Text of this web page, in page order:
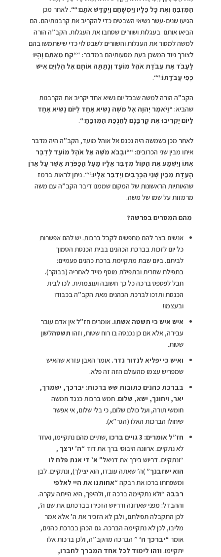
הַמִּזְבֵּחַ וְאֶת כָּל כֵּלָיו וַיִּמְשָׁחֵם וַיְקַדֵּשׁ אֹתָם׃““. לאחר מכן
הגיעו שנים-עשר נשיאי השבטים כדי להקריב את קרבנותיהם. הם
הביאו אותם בעגלות ושוורים שסחבו את העגלות. הקב”ה הורה
למשה למסור את העגלות והשוורים לשבט לוי כדי שישתמשו בהם
לצורך ניוד המשכן בעת מסעותיהם במדבר: ““קַח מֵאִתָּם וְהָיוּ
לַעֲבֹד אֶת עֲבֹדַת אֹהֶל מוֹעֵד וְנָתַתָּה אוֹתָם אֶל הַלְוִיִּם אִישׁ
כְּפִי עֲבֹדָתוֹ׃“
“.
הקב”ה הורה למשה שבכל יום נשיא אחד יקריב את הקרבנות
שהביא:“וַיֹּאמֶר יְהוָה אֶל מֹשֶׁה נָשִׂיא אֶחָד לַיּוֹם נָשִׂיא אֶחָד
לַיּוֹם יַקְרִיבוּ אֶת קָרְבָּנָם לַחֲנֻכַּת הַמִּזְבֵּחַ׃“
.
לאחר מכן כשמשה היה נכנס אל אוהל מועד, הקב”ה היה מדבר
איתו מבין שני הכרובים: ““וּבְבֹא מֹשֶׁה אֶל אֹהֶל מוֹעֵד לְדַבֵּר
אִתּוֹ וַיִּשְׁמַע אֶת הַקּוֹל מִדַּבֵּר אֵלָיו מֵעַל הַכַּפֹּרֶת אֲשֶׁר עַל אֲרֹן
הָעֵדֻת מִבֵּין שְׁנֵי הַכְּרֻבִים וַיְדַבֵּר אֵלָיו׃““. ניתן לראות ברמז
שהאותיות הראשונות של המקום שממנו דיבר הקב”ה עם משה
מרמזות על שמו של משה.
מהם המסרים בפרשה?
אנשים בצר להם מחפשים לקבל ברכות. יש להם אפשרות
כל יום לזכות בברכת הכהנים בבית הכנסת הסמוך
לביתם. ביום שבת מתקיימת ברכת כהנים פעמיים:
בתפילת שחרית ובתפילת מוסף מייד לאחריה (בבוקר).
חבל לפספס ברכה כל כך חשובה ועוצמתית. לכו לבית
הכנסת ותזכו לברכת הכהנים מאת הקב”ה בכבודו
ובעצמו!
איש איש כי תשטה אשתו. אומרים חז”ל אין אדם עובר
עבירה, אלא אם כן נכנסה בו רוח שטות, וזהו תשטהלשון
שטות.
ואיש כי יפליא לנדור נדר. אומר האבן עזרא שהאיש
שמפריש עצמו מהעולם הזה זה פלא.
בברכת כהנים כתובות שש ברכות: יברכך, ישמרך,
יאר, ויחונך, ישא, שלום. חמש ברכות כנגד חמשה
חומשי תורה, ועל כולם שלום, כי בלי שלום, אי אפשר
שיחולו הברכות האלו (הגר”א).
חז”ל אומרים: 3 גויים ברכו
,שתיים מהם נתקיימו, ואחד
לא נתקיים. ארוונה היבוסי ברך את דוד “ה’ ירצך ,
“ונתקיים. דריוש בירך את דניאל” א’ די אנת פלח לו
הוא ישזבנך”)ה’ שאתה עובדו, הוא יצילך), ונתקיים. לבן
ומשפחתו ברכו את רבקה “אחותנו את היי לאלפי
רבבה “ולא נתקיימה ברכה זו, ולהיפך, היא הייתה עקרה.
וההבדל: מפני שארונה ודריוש הזכירו בברכתם את שם ה’,
לכן התקבלה תפילתם, ולבן לא הזכיר את ה’ אלא אמר
מליבו, לכן לא נתקיימה הברכה. גם הכהן בברכת כהנים,
אומר“יברכך ה‘ ” הברכה מהקב”ה, ולכן ברכות אלו
יתקיימו. וזהו לימוד לכל אחד המברך לחברו,